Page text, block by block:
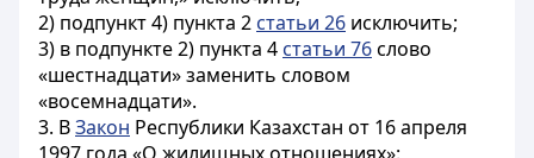
2) подпункт 4) пункта 2 статьи 26 исключить;
3) в подпункте 2) пункта 4 статьи 76слово
«шестнадцати» заменить словом
«восемнадцати».
3. ВЗакон Республики Казахстан от 16 апреля